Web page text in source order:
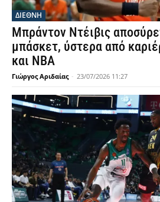
ΔΙΕΘΝΗ
Μπράντον Ντέιβις
μπάσκετ, ύστερα από
και NBA
Γιώργος Αριδαίας - 23/07/2026 11:27